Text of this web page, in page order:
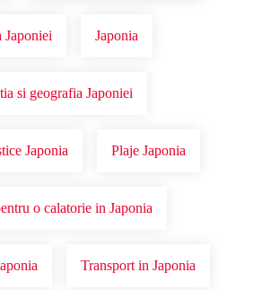
Japoniei Japonia
si geografia Japoniei
Japonia Plaje Japonia
o calatorie in Japonia
Transport in Japonia